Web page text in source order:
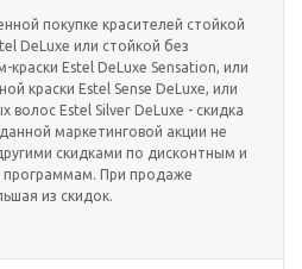
покупке красителей стойкой
DeLuxe или стойкой без
Estel DeLuxe Sensation, или
краски Estel Sense DeLuxe, или
волос Estel Silver DeLuxe - скидка
маркетинговой акции не
скидками по дисконтным и
программам. При продаже
из скидок.